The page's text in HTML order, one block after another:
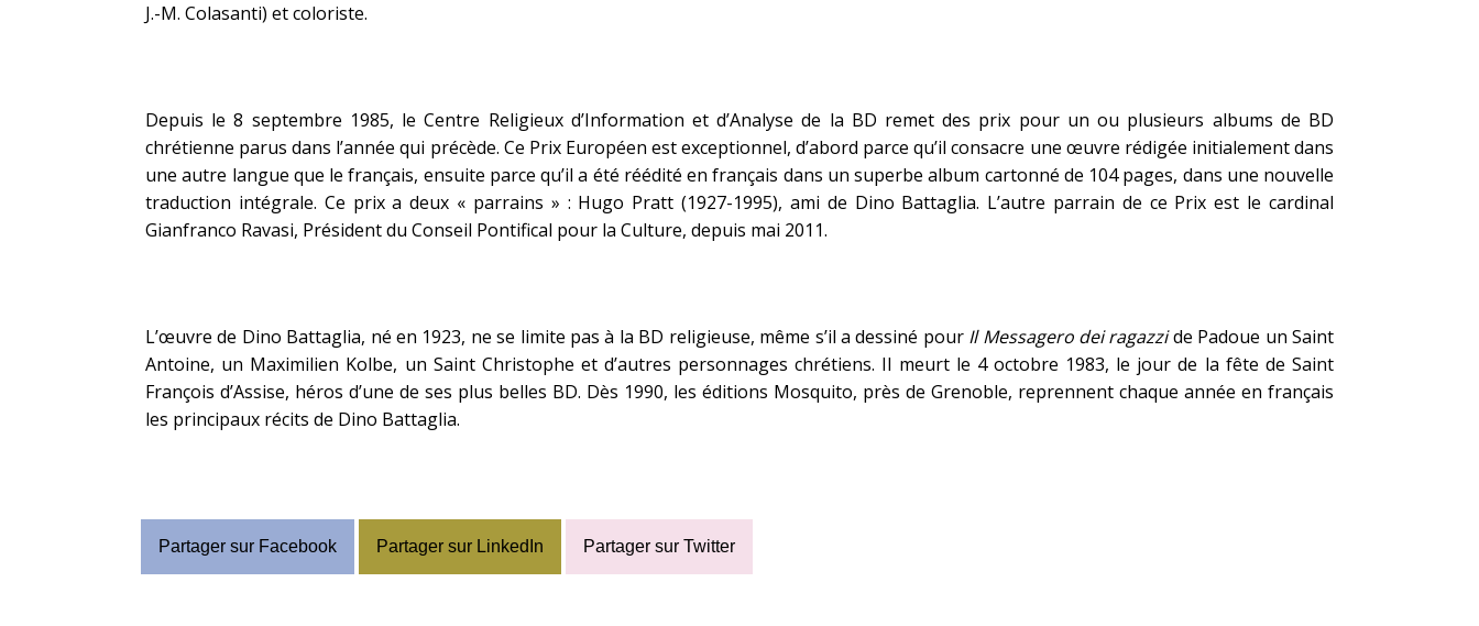
J.-M. Colasanti) et coloriste.
Depuis le 8 septembre 1985, le Centre Religieux d’Information et d’Analyse de la BD remet des prix pour un ou plusieurs albums de BD
chrétienne parus dans l’année qui précède. Ce Prix Européen est exceptionnel, d’abord parce qu’il consacre une œuvre rédigée initialement dans
une autre langue que le français, ensuite parce qu’il a été réédité en français dans un superbe album cartonné de 104 pages, dans une nouvelle
traduction intégrale. Ce prix a deux « parrains » : Hugo Pratt (1927-1995), ami de Dino Battaglia. L’autre parrain de ce Prix est le cardinal
Gianfranco Ravasi, Président du Conseil Pontifical pour la Culture, depuis mai 2011.
L’œuvre de Dino Battaglia, né en 1923, ne se limite pas à la BD religieuse, même s’il a dessiné pour Il Messagero dei ragazzide Padoue un Saint
Antoine, un Maximilien Kolbe, un Saint Christophe et d’autres personnages chrétiens. Il meurt le 4 octobre 1983, le jour de la fête de Saint
François d’Assise, héros d’une de ses plus belles BD. Dès 1990, les éditions Mosquito, près de Grenoble, reprennent chaque année en français
les principaux récits de Dino Battaglia.
Partager sur Facebook Partager sur LinkedIn Partager sur Twitter